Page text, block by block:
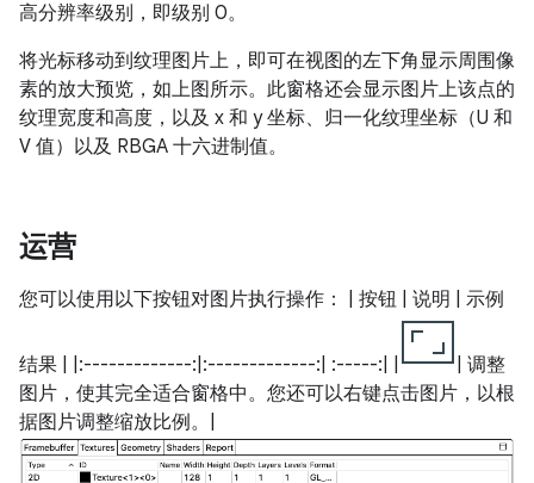
高分辨率级别，即级别 0。
将光标移动到纹理图片上，即可在视图的左下角显示周围像
素的放大预览，如上图所示。此窗格还会显示图片上该点的
纹理宽度和高度，以及 x 和 y 坐标、归一化纹理坐标（U 和
V 值）以及 RBGA 十六进制值。
运营
您可以使用以下按钮对图片执行操作： | 按钮 | 说明 | 示例
结果 | |:-------------:|:-------------:| :-----:| |
| 调整
图片，使其完全适合窗格中。您还可以右键点击图片，以根
据图片调整缩放比例。|